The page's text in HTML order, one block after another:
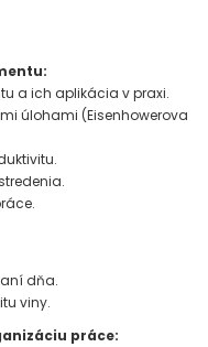
a ich aplikácia v praxi.
úlohami (Eisenhowerova
dňa.
viny.
práce: